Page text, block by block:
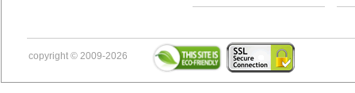
copyright © 2009-2026